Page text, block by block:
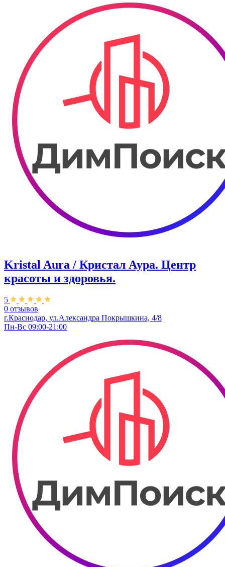
Kristal Aura / Кристал Аура. Центр
красоты и здоровья.
5
0 отзывов
г.Краснодар, ул.Александра Покрышкина, 4/8
Пн-Вс 09:00-21:00